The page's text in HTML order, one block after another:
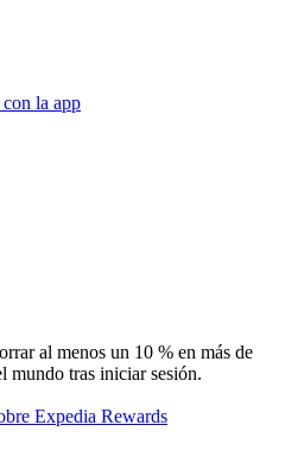
con la app
al menos un 10 % en más de
mundo tras iniciar sesión.
Expedia Rewards